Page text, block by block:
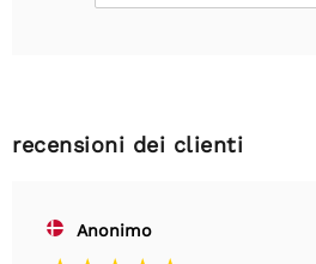
recensioni dei clienti
Anonimo